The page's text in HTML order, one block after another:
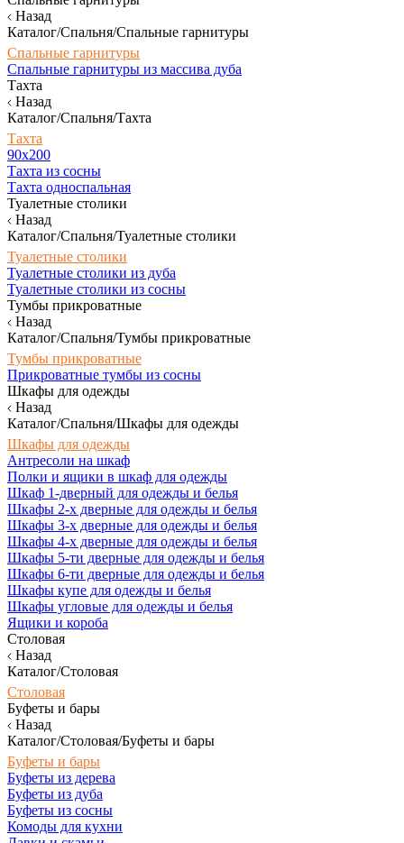
Назад
Каталог/Спальня/Спальные гарнитуры
Спальные гарнитуры
Спальные гарнитуры из массива дуба
Тахта
Назад
Каталог/Спальня/Тахта
Тахта
90х200
Тахта из сосны
Тахта односпальная
Туалетные столики
Назад
Каталог/Спальня/Туалетные столики
Туалетные столики
Туалетные столики из дуба
Туалетные столики из сосны
Тумбы прикроватные
Назад
Каталог/Спальня/Тумбы прикроватные
Тумбы прикроватные
Прикроватные тумбы из сосны
Шкафы для одежды
Назад
Каталог/Спальня/Шкафы для одежды
Шкафы для одежды
Антресоли на шкаф
Полки и ящики в шкаф для одежды
Шкаф 1-дверный для одежды и белья
Шкафы 2-х дверные для одежды и белья
Шкафы 3-х дверные для одежды и белья
Шкафы 4-х дверные для одежды и белья
Шкафы 5-ти дверные для одежды и белья
Шкафы 6-ти дверные для одежды и белья
Шкафы купе для одежды и белья
Шкафы угловые для одежды и белья
Ящики и короба
Столовая
Назад
Каталог/Столовая
Столовая
Буфеты и бары
Назад
Каталог/Столовая/Буфеты и бары
Буфеты и бары
Буфеты из дерева
Буфеты из дуба
Буфеты из сосны
Комоды для кухни